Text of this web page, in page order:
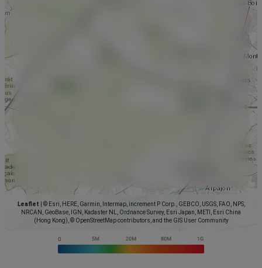
Leaflet
© Esri, HERE, Garmin, Intermap, increment P Corp., GEBCO, USGS, FAO, NPS,
NRCAN, GeoBase, IGN, Kadaster NL, Ordnance Survey, Esri Japan, METI, Esri China
(Hong Kong), © OpenStreetMap contributors, and the GIS User Community